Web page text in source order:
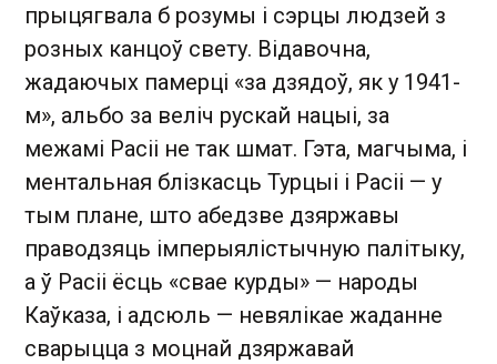
прыцягвала б розумы і сэрцы людзей з
розных канцоў свету. Відавочна,
жадаючых памерці «за дзядоў, як у 1941-
м», альбо за веліч рускай нацыі, за
межамі Расіі не так шмат. Гэта, магчыма, і
ментальная блізкасць Турцыі і Расіі — у
тым плане, што абедзве дзяржавы
праводзяць імперыялістычную палітыку,
а ў Расіі ёсць «свае курды» — народы
Каўказа, і адсюль — невялікае жаданне
сварыцца з моцнай дзяржавай